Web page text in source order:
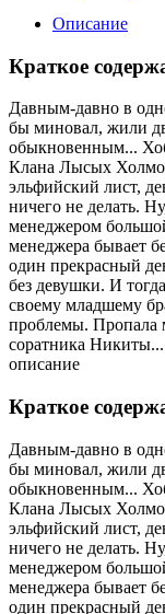
Описание
Краткое
Давным-давно в
бы миновал, жили
обыкновенным...
Клана Лысых
эльфийский лист,
ничего не делать.
менеджером
менеджера бывает
один прекрасный
без девушки. И
своему младшему
проблемы. Пропала
соратника Никиты...
описание
Краткое
Давным-давно в
бы миновал, жили
обыкновенным...
Клана Лысых
эльфийский лист,
ничего не делать.
менеджером
менеджера бывает
один прекрасный